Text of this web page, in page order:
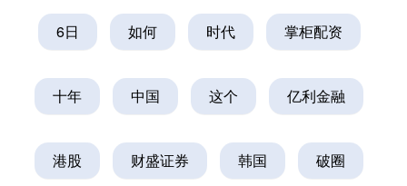
6日 如何 时代 掌柜配资
十年 中国 这个 亿利金融
港股 财盛证券 韩国 破圈